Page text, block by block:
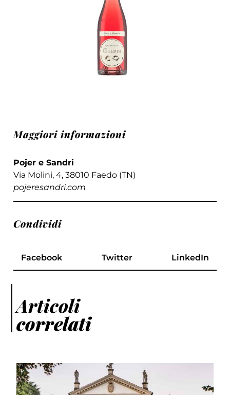
Maggiori informazioni
Pojer e Sandri
Via Molini, 4, 38010 Faedo (TN)
pojeresandri.com
Condividi
Facebook Twitter LinkedIn
Articoli
correlati